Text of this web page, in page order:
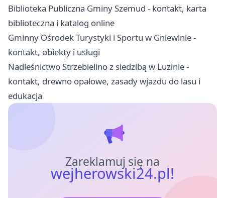
Biblioteka Publiczna Gminy Szemud - kontakt, karta
biblioteczna i katalog online
Gminny Ośrodek Turystyki i Sportu w Gniewinie -
kontakt, obiekty i usługi
Nadleśnictwo Strzebielino z siedzibą w Luzinie -
kontakt, drewno opałowe, zasady wjazdu do lasu i
edukacja
Zareklamuj się na
wejherowski24.pl!